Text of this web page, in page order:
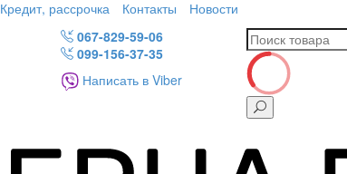
Кредит, рассрочка Контакты Новости
067-829-59-06
099-156-37-35
Написать в Viber